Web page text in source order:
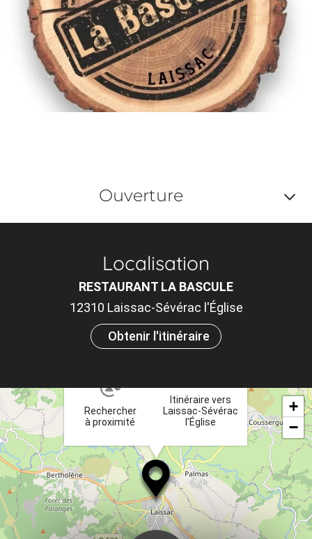
Ouverture
Localisation
RESTAURANT LA BASCULE
12310 Laissac-Sévérac l'Église
Obtenir l'itinéraire
Rechercher
à proximité
Itinéraire vers
Laissac-Sévérac
l'Église
+
−